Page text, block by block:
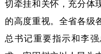
切牵挂和关怀，充分体
的高度重视。全省各级
总书记重要指示和李